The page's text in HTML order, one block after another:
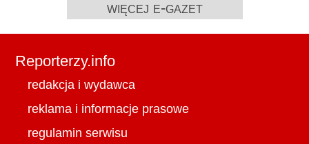
więcej e-gazet
Reporterzy.info
redakcja i wydawca
reklama i informacje prasowe
regulamin serwisu